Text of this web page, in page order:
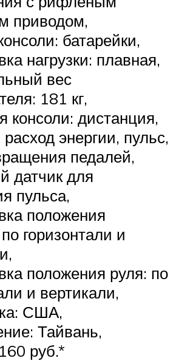
приводом,
батарейки,
нагрузки: плавная,
вес
181 кг,
консоли: дистанция,
расход энергии, пульс,
педалей,
датчик для
пульса,
положения
горизонтали и
положения руля: по
и вертикали,
США,
Тайвань,
руб.*